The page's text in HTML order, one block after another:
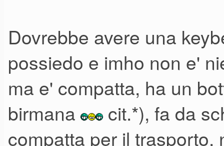
Dovrebbe avere una
possiedo e imho non e'
ma e' compatta, ha un
birmana
cit.*), fa da
compatta per il